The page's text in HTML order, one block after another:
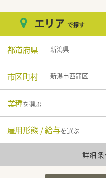
エリア で探す
都道府県 新潟県
市区町村 新潟市西蒲区
業種を選ぶ
雇用形態 / 給与を選ぶ
詳細